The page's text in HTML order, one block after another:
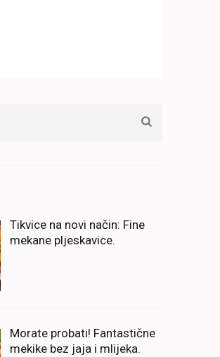
Tikvice na novi način: Fine
mekane pljeskavice.
Morate probati! Fantastične
mekike bez jaja i mlijeka.